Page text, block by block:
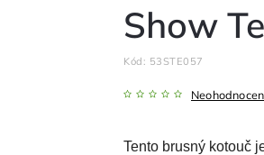
Show
Kód: 53STE057
Tento brusný kotouč